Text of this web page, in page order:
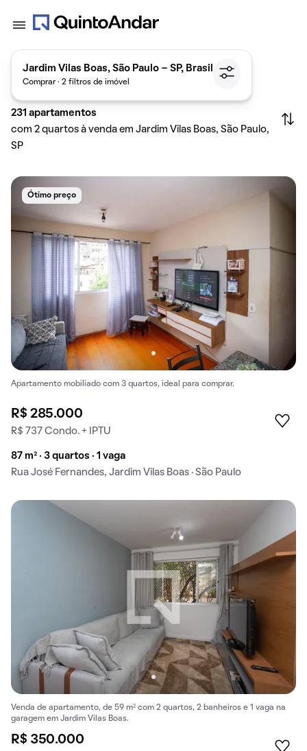
Jardim Vilas Boas, São Paulo - SP, Brasil
Comprar · 2 filtros de imóvel
231 apartamentos
com 2 quartos à venda em Jardim Vilas Boas, São Paulo,
SP
Ótimo preço
Apartamento mobiliado com 3 quartos, ideal para comprar.
R$ 285.000
R$ 737 Condo. + IPTU
87 m² · 3 quartos · 1 vaga
Rua José Fernandes, Jardim Vilas Boas · São Paulo
Venda de apartamento, de 59 m² com 2 quartos, 2 banheiros e 1 vaga na
garagem em Jardim Vilas Boas.
R$ 350.000